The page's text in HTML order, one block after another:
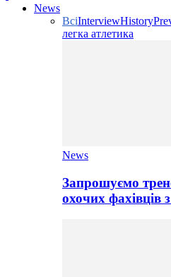
News
ВсіInterviewHistory
легка атлетика
News
Запрошуємо
охочих фахівців